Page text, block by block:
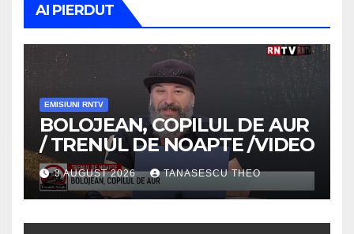
AI PIERDUT
EMISIUNI RNTV
BOLOJEAN, COPILUL DE AUR
/ TRENUL DE NOAPTE /VIDEO
3 AUGUST 2026 TANASESCU THEO